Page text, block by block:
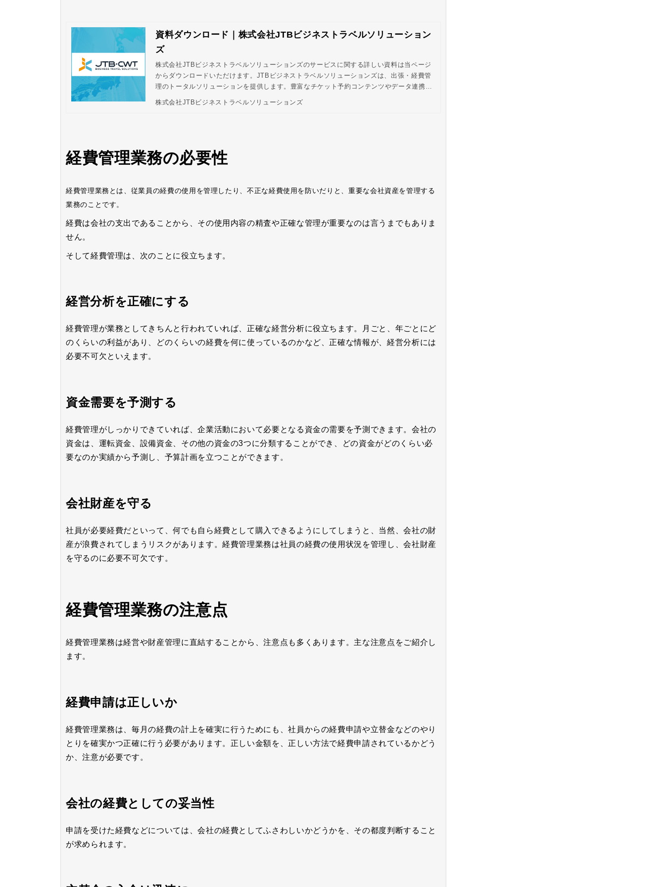
資料ダウンロード｜株式会社JTBビジネストラベルソリューション
ズ
株式会社JTBビジネストラベルソリューションズのサービスに関する詳しい資料は当ページ
からダウンロードいただけます。JTBビジネストラベルソリューションズは、出張・経費管
理のトータルソリューションを提供します。豊富なチケット予約コンテンツやデータ連携可
務効率化の向上を実現します。
株式会社JTBビジネストラベルソリューションズ
経費管理業務の必要性
経費管理業務とは、従業員の経費の使用を管理したり、不正な経費使用を防いだりと、重要な会社資産を管理する
業務のことです。
経費は会社の支出であることから、その使用内容の精査や正確な管理が重要なのは言うまでもありま
せん。
そして経費管理は、次のことに役立ちます。
経営分析を正確にする
経費管理が業務としてきちんと行われていれば、正確な経営分析に役立ちます。月ごと、年ごとにど
のくらいの利益があり、どのくらいの経費を何に使っているのかなど、正確な情報が、経営分析には
必要不可欠といえます。
資金需要を予測する
経費管理がしっかりできていれば、企業活動において必要となる資金の需要を予測できます。会社の
資金は、運転資金、設備資金、その他の資金の3つに分類することができ、どの資金がどのくらい必
要なのか実績から予測し、予算計画を立つことができます。
会社財産を守る
社員が必要経費だといって、何でも自ら経費として購入できるようにしてしまうと、当然、会社の財
産が浪費されてしまうリスクがあります。経費管理業務は社員の経費の使用状況を管理し、会社財産
を守るのに必要不可欠です。
経費管理業務の注意点
経費管理業務は経営や財産管理に直結することから、注意点も多くあります。主な注意点をご紹介し
ます。
経費申請は正しいか
経費管理業務は、毎月の経費の計上を確実に行うためにも、社員からの経費申請や立替金などのやり
とりを確実かつ正確に行う必要があります。正しい金額を、正しい方法で経費申請されているかどう
か、注意が必要です。
会社の経費としての妥当性
申請を受けた経費などについては、会社の経費としてふさわしいかどうかを、その都度判断すること
が求められます。